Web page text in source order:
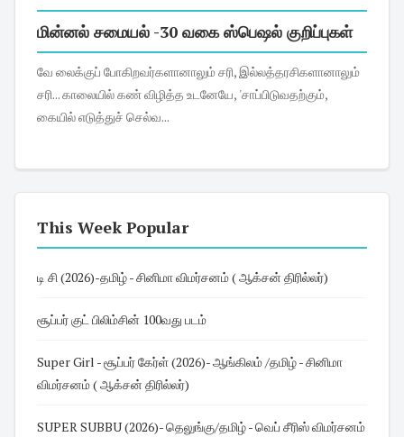
மின்னல் சமையல் -30 வகை ஸ்பெஷல் குறிப்புகள்
வே லைக்குப் போகிறவர்களானாலும் சரி, இல்லத்தரசிகளானாலும்
சரி... காலையில் கண் விழித்த உடனேயே, 'சாப்பிடுவதற்கும்,
கையில் எடுத்துச் செல்வ...
This Week Popular
டி சி (2026)-தமிழ் - சினிமா விமர்சனம் ( ஆக்சன் திரில்லர்)
சூப்பர் குட் பிலிம்சின் 100வது படம்
Super Girl - சூப்பர் கேர்ள் (2026)- ஆங்கிலம் /தமிழ் - சினிமா
விமர்சனம் ( ஆக்சன் திரில்லர்)
SUPER SUBBU (2026)- தெலுங்கு/தமிழ் - வெப் சீரிஸ் விமர்சனம்